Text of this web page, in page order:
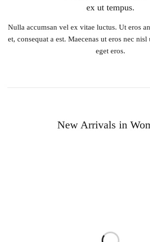
ex ut tempus.
Nulla accumsan vel ex vitae luctus. Ut eros
et, consequat a est. Maecenas ut eros nec
eget eros.
New Arrivals in